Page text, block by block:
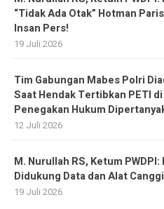
“Tidak Ada Otak” Hotman
Insan Pers!
19 Juli 2026
Tim Gabungan Mabes Polri
Saat Hendak Tertibkan PETI
Penegakan Hukum
12 Juli 2026
M. Nurullah RS, Ketum
Didukung Data dan Alat
19 Juli 2026